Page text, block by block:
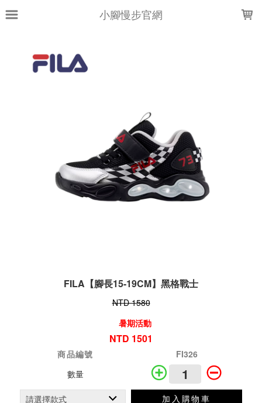
小腳慢步官網
FILA【腳長15-19CM】黑格戰士
NTD 1580
暑期活動
NTD 1501
商品編號
FI326
數量
加入購物車